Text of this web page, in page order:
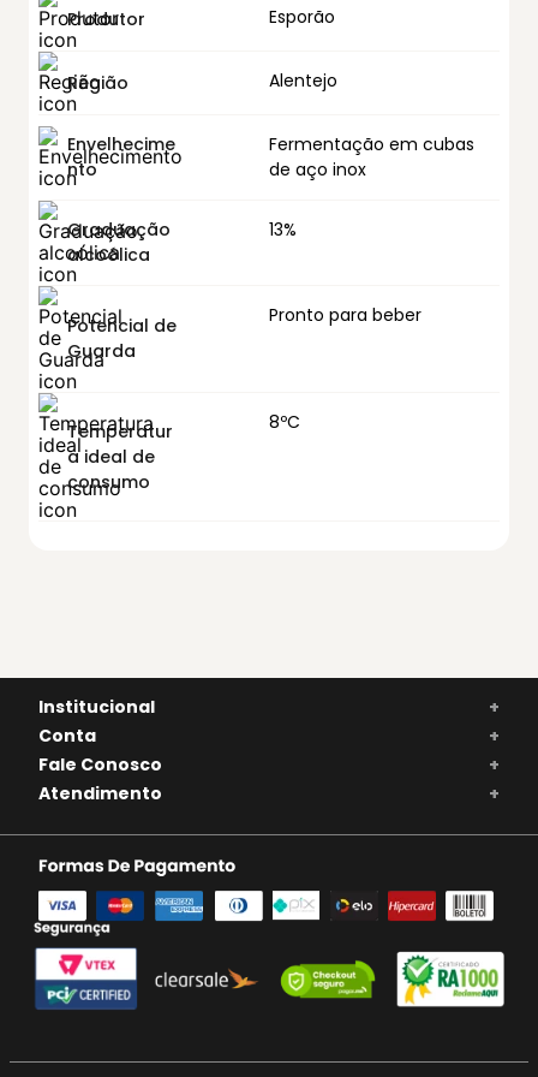
Produtor Esporão
Região Alentejo
Envelhecime
nto
Fermentação em cubas
de aço inox
Graduação
alcoólica
13%
Potencial de
Guarda
Pronto para beber
Temperatur
a ideal de
consumo
8ºC
Institucional
+
Conta
+
Fale Conosco
+
Atendimento
+